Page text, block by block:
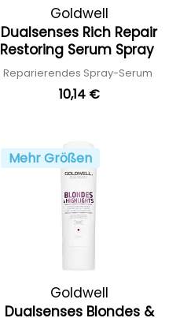
Goldwell
Dualsenses Rich Repair
Restoring Serum Spray
Reparierendes Spray-Serum
10,14 €
Mehr Größen
Goldwell
Dualsenses Blondes &